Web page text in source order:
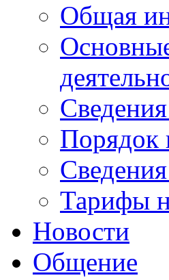
Общая
Порядок
Тарифы
Новости
Общение